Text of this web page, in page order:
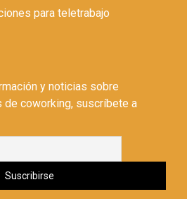
para teletrabajo
y noticias sobre
coworking, suscríbete a